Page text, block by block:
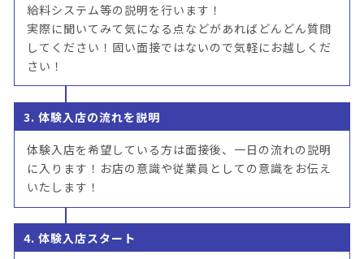
給料システム等の説明を行います！
実際に聞いてみて気になる点などがあればどんどん質問
してください！固い面接ではないので気軽にお越しくだ
さい！
3. 体験入店の流れを説明
体験入店を希望している方は面接後、一日の流れの説明
に入ります！お店の意識や従業員としての意識をお伝え
いたします！
4. 体験入店スタート